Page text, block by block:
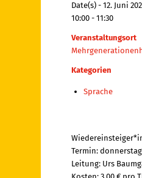
Date(s) - 12. Juni
10:00 - 11:30
Veranstaltungsort
Kategorien
Sprache
Termin:
Leitung: Urs